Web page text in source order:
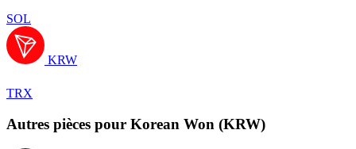
SOL
KRW
TRX
Autres pièces pour Korean Won (KRW)